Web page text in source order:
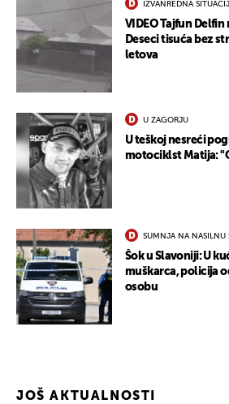
IZVANREDNA
VIDEO Tajfun
Deseci tisuća bez
letova
U ZAGORJU
U teškoj nesreći
motociklst Matija:
SUMNJA NA NASILNU
Šok u Slavoniji: U
muškarca, policija
osobu
JOŠ AKTUALNOSTI
UKLJUČITE